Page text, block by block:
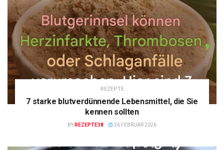
REZEPTE
7 starke blutverdünnende Lebensmittel, die Sie
kennen sollten
BY REZEPTE38 26 FEBRUAR 2026